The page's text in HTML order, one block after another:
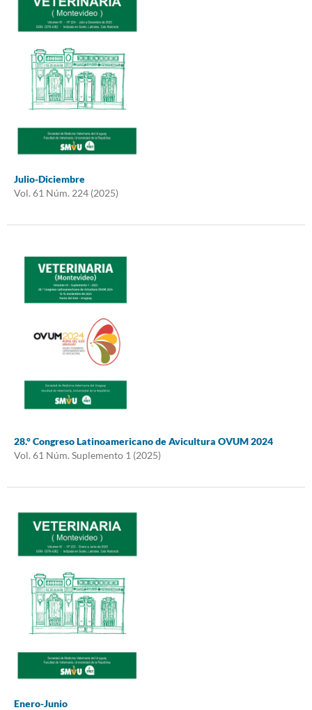
Julio-Diciembre
Vol. 61 Núm. 224 (2025)
28.° Congreso Latinoamericano de Avicultura OVUM 2024
Vol. 61 Núm. Suplemento 1 (2025)
Enero-Junio